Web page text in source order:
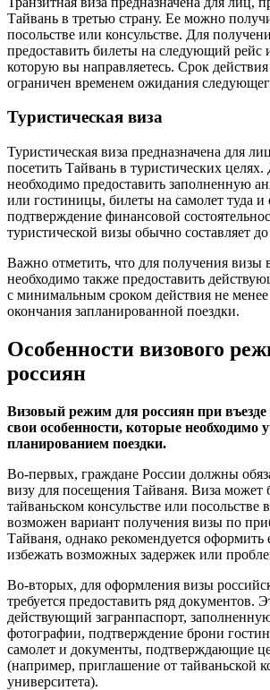
Тайвань в третью страну. Ее можно
посольстве или консульстве. Для
предоставить билеты на следующий рейс
которую вы направляетесь. Срок
ограничен временем ожидания
Туристическая виза
Туристическая виза предназначена для
посетить Тайвань в туристических
необходимо предоставить заполненную
или гостиницы, билеты на самолет туда и
подтверждение финансовой
туристической визы обычно составляет
Важно отметить, что для получения визы
необходимо также предоставить
с минимальным сроком действия не менее
окончания запланированной поездки.
Особенности визового
россиян
Визовый режим для россиян при
свои особенности, которые необходимо
планированием поездки.
Во-первых, граждане России должны
визу для посещения Тайваня. Виза может
тайваньском консульстве или посольстве
возможен вариант получения визы по
Тайваня, однако рекомендуется оформить
избежать возможных задержек или
Во-вторых, для оформления визы
требуется предоставить ряд документов.
действующий загранпаспорт,
фотографии, подтверждение брони
самолет и документы, подтверждающие
(например, приглашение от тайваньской
университета).